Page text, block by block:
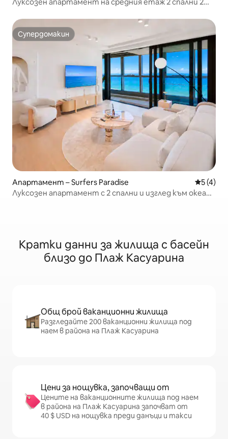
Супердомакин
Супердомакин
Апартамент – Surfers Paradise Средна
5 (4)
Луксозен апартамент с 2 спални и изглед към океана
Кратки данни за жилища с басейн
близо до Плаж Касуарина
Общ брой ваканционни жилища
Разгледайте 200 ваканционни жилища под
наем в района на Плаж Касуарина
Цени за нощувка, започващи от
Цените на ваканционните жилища под наем
в района на Плаж Касуарина започват от
40 $ USD на нощувка преди данъци и такси